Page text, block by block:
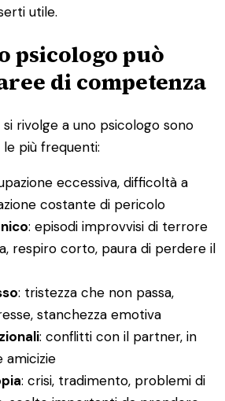
utile.
psicologo può
di competenza
rivolge a uno psicologo sono
più frequenti:
eccessiva, difficoltà a
costante di pericolo
: episodi improvvisi di terrore
respiro corto, paura di perdere il
: tristezza che non passa,
stanchezza emotiva
: conflitti con il partner, in
amicizie
: crisi, tradimento, problemi di